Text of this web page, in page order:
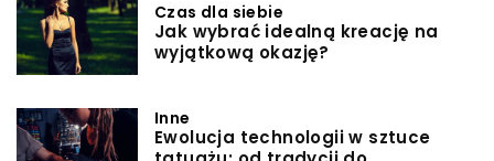
Czas dla siebie
Jak wybrać idealną kreację na
wyjątkową okazję?
Inne
Ewolucja technologii w sztuce